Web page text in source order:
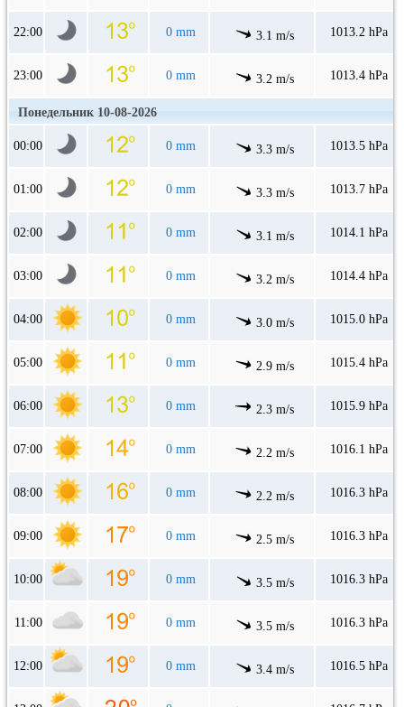
22:00 0 mm 3.1 m/s 1013.2 hPa
23:00 0 mm 3.2 m/s 1013.4 hPa
Понедельник 10-08-2026
00:00 0 mm 3.3 m/s 1013.5 hPa
01:00 0 mm 3.3 m/s 1013.7 hPa
02:00 0 mm 3.1 m/s 1014.1 hPa
03:00 0 mm 3.2 m/s 1014.4 hPa
04:00 0 mm 3.0 m/s 1015.0 hPa
05:00 0 mm 2.9 m/s 1015.4 hPa
06:00 0 mm 2.3 m/s 1015.9 hPa
07:00 0 mm 2.2 m/s 1016.1 hPa
08:00 0 mm 2.2 m/s 1016.3 hPa
09:00 0 mm 2.5 m/s 1016.3 hPa
10:00 0 mm 3.5 m/s 1016.3 hPa
11:00 0 mm 3.5 m/s 1016.3 hPa
12:00 0 mm 3.4 m/s 1016.5 hPa